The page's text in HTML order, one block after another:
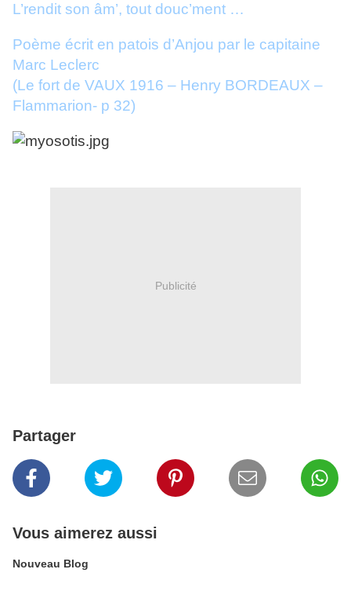
L’rendit son âm’, tout douc’ment …
Poème écrit en patois d’Anjou par le capitaine
Marc Leclerc
(Le fort de VAUX 1916 – Henry BORDEAUX –
Flammarion- p 32)
Publicité
Partager
Vous aimerez aussi
Nouveau Blog